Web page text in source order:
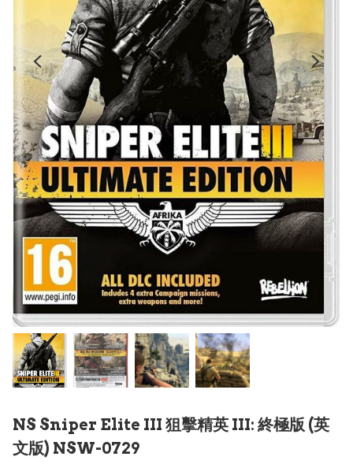
NS Sniper Elite III 狙擊精英 III: 終極版 (英
文版) NSW-0729